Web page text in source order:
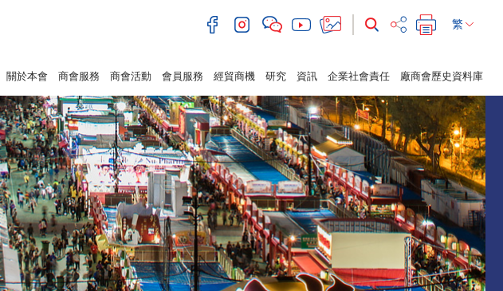
繁
關於本會 商會服務 商會活動 會員服務 經貿商機 研究 資訊 企業社會責任 廠商會歷史資料庫